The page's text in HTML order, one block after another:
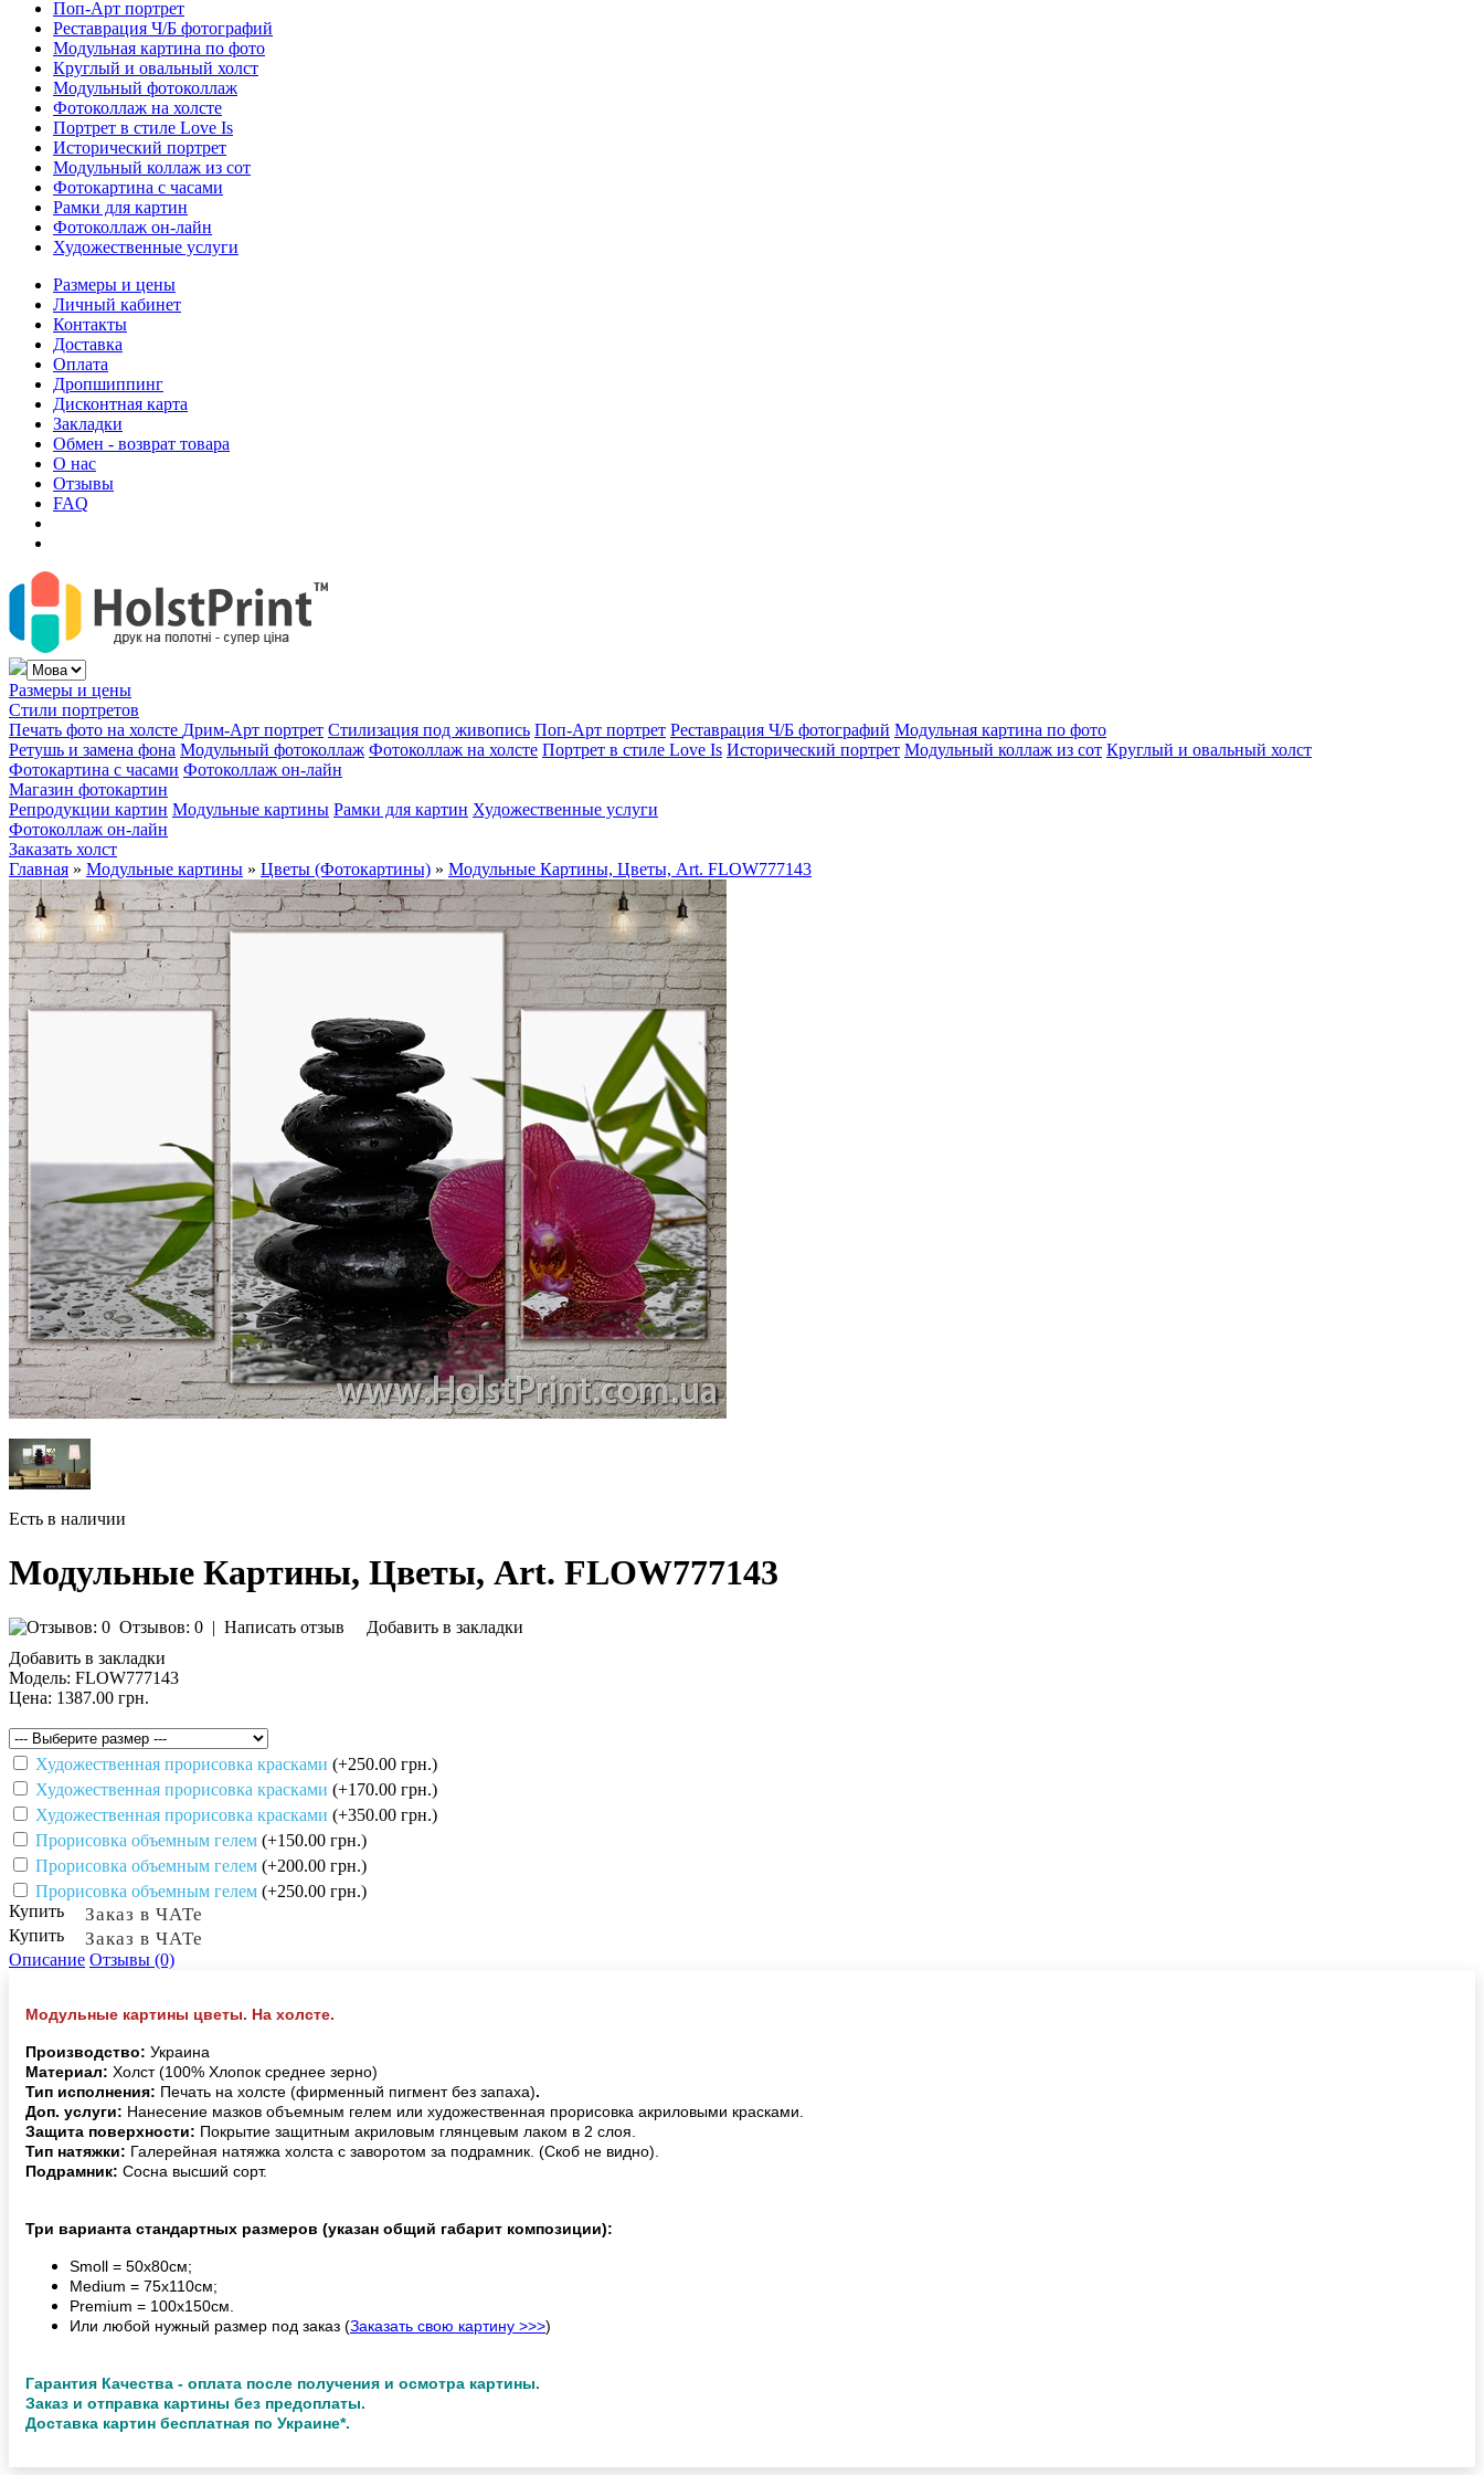
Поп-Арт портрет
Реставрация Ч/Б фотографий
Модульная картина по фото
Круглый и овальный холст
Модульный фотоколлаж
Фотоколлаж на холсте
Портрет в стиле Love Is
Исторический портрет
Модульный коллаж из сот
Фотокартина с часами
Рамки для картин
Фотоколлаж он-лайн
Художественные услуги
Размеры и цены
Личный кабинет
Контакты
Доставка
Оплата
Дропшиппинг
Дисконтная карта
Закладки
Обмен - возврат товара
О нас
Отзывы
FAQ
Размеры и цены
Стили портретов
Печать фото на холсте Дрим-Арт портрет Стилизация под живопись Поп-Арт портрет Реставрация Ч/Б фотографий Модульная картина по фото
Ретушь и замена фона Модульный фотоколлаж Фотоколлаж на холсте Портрет в стиле Love Is Исторический портрет Модульный коллаж из сот Круглый и овальный холст
Фотокартина с часами Фотоколлаж он-лайн
Магазин фотокартин
Репродукции картин Модульные картины Рамки для картин Художественные услуги
Фотоколлаж он-лайн
Заказать холст
Главная » Модульные картины » Цветы (Фотокартины) » Модульные Картины, Цветы, Art. FLOW777143
Есть в наличии
Модульные Картины, Цветы, Art. FLOW777143
Отзывов: 0 | Написать отзыв
Добавить в закладки
Добавить в закладки
Модель: FLOW777143
Цена: 1387.00 грн.
Художественная прорисовка красками (+250.00 грн.)
Художественная прорисовка красками (+170.00 грн.)
Художественная прорисовка красками (+350.00 грн.)
Прорисовка объемным гелем (+150.00 грн.)
Прорисовка объемным гелем (+200.00 грн.)
Прорисовка объемным гелем (+250.00 грн.)
Купить
Заказ в ЧАТе
Купить Заказ в ЧАТе
Описание Отзывы (0)
Модульные картины цветы. На холсте.
Производство: Украина
Материал: Холст (100% Хлопок среднее зерно)
Тип исполнения: Печать на холсте (фирменный пигмент без запаха).
Доп. услуги: Нанесение мазков объемным гелем или художественная прорисовка акриловыми красками.
Защита поверхности: Покрытие защитным акриловым глянцевым лаком в 2 слоя.
Тип натяжки: Галерейная натяжка холста с заворотом за подрамник. (Скоб не видно).
Подрамник: Сосна высший сорт.
Три варианта стандартных размеров (указан общий габарит композиции):
Smoll = 50х80см;
Medium = 75х110см;
Premium = 100х150см.
Или любой нужный размер под заказ (Заказать свою картину >>>)
Гарантия Качества - оплата после получения и осмотра картины.
Заказ и отправка картины без предоплаты.
Доставка картин бесплатная по Украине*.